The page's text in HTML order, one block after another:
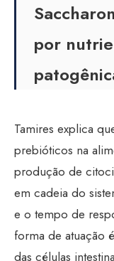
por
Tamires explica
prebióticos na
produção de
em cadeia do
e o tempo de
forma de atuação
das células